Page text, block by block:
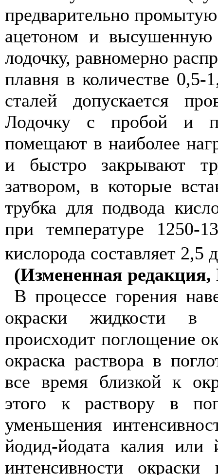
предварительно
ацетоном и
лодочку, равномерно
плавня в количестве 0,5-
сталей допускается
Лодочку с пробой и
помещают в наиболее
и быстро закрывают
затвором, в которые
трубка для подвода
при температуре 1250-
кислорода составляет 2,5
(Измененная
В процессе горения
окраски жидкости в
происходит поглощение
окраска раствора в
все время близкой к
этого к раствору в
уменьшения
йодид-йодата калия или
интенсивности